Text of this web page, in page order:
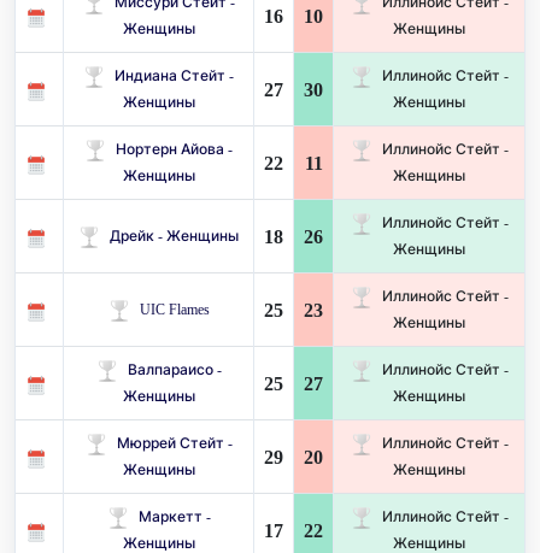
Женщины
16 10
Женщины
Индиана Стейт -
Женщины
27 30
Иллинойс Стейт -
Женщины
Нортерн Айова -
Женщины
22 11
Иллинойс Стейт -
Женщины
Дрейк - Женщины 18 26
Иллинойс Стейт -
Женщины
UIC Flames 25 23
Иллинойс Стейт -
Женщины
Валпараисо -
Женщины
25 27
Иллинойс Стейт -
Женщины
Мюррей Стейт -
Женщины
29 20
Иллинойс Стейт -
Женщины
Маркетт -
Женщины
17 22
Иллинойс Стейт -
Женщины